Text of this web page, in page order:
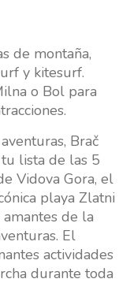
de montaña,
y kitesurf.
o Bol para
Brač
lista de las 5
Vidova Gora, el
playa Zlatni
de la
El
actividades
durante toda